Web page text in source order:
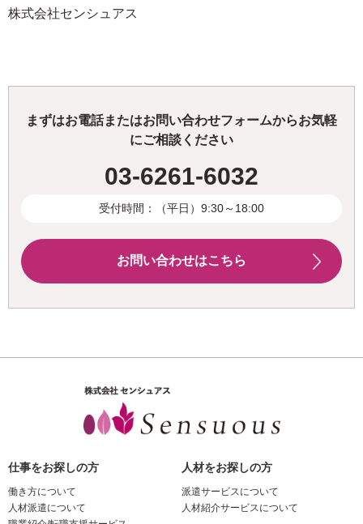
株式会社センシュアス
まずはお電話またはお問い合わせフォームからお気軽
にご相談ください
03-6261-6032
受付時間：（平日）9:30～18:00
お問い合わせはこちら
仕事をお探しの方
働き方について
人材派遣について
人材をお探しの方
派遣サービスについて
人材紹介サービスについて